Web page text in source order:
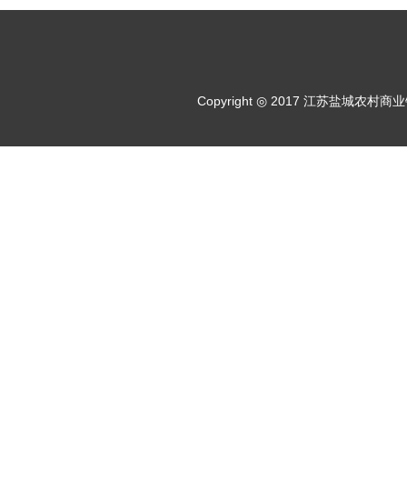
Copyright ◎ 2017 江苏盐城农村商